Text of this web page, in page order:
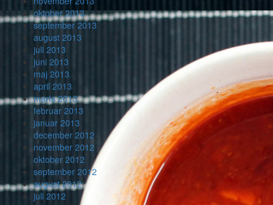
oktober 2013
september 2013
august 2013
juli 2013
juni 2013
maj 2013
april 2013
marts 2013
februar 2013
januar 2013
december 2012
november 2012
oktober 2012
september 2012
august 2012
juli 2012